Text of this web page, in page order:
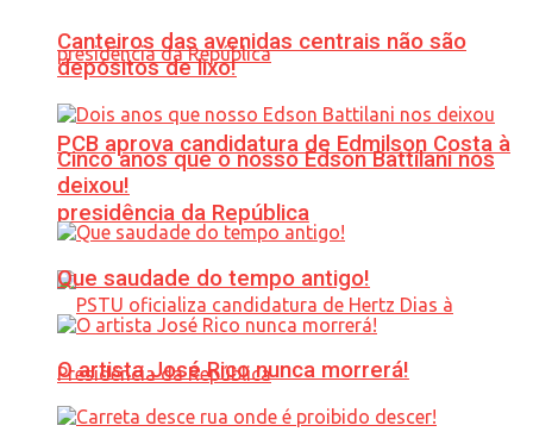
PCB aprova candidatura de Edmilson Costa à
presidência da República
Canteiros das avenidas centrais não são
depósitos de lixo!
Cinco anos que o nosso Edson Battilani nos
deixou!
Que saudade do tempo antigo!
O artista José Rico nunca morrerá!